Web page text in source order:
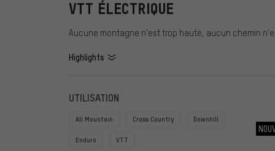
VTT ÉLECTRIQUE
Aucune montagne n'est trop haute, aucun chemin
Highlights
FILTRE
UTILISATION
All Mountain Cross Country Downhill
Enduro VTT